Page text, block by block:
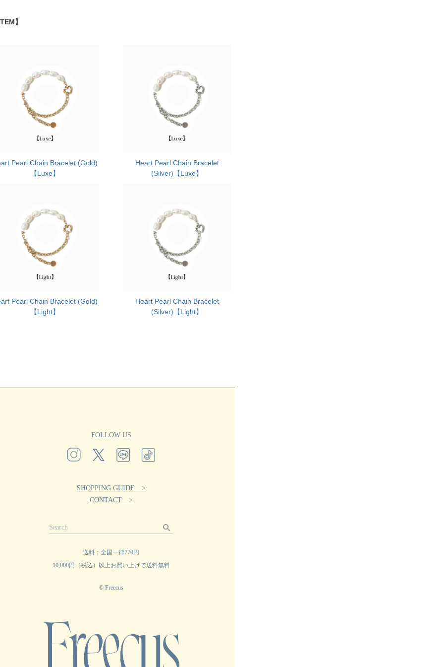
】
Pearl Chain Bracelet (Gold)
【Luxe】
Heart Pearl Chain Bracelet
(Silver)【Luxe】
Pearl Chain Bracelet (Gold)
【Light】
Heart Pearl Chain Bracelet
(Silver)【Light】
FOLLOW US
SHOPPING GUIDE >
CONTACT >
送料：全国一律770円
10,000円（税込）以上お買い上げで送料無料
© Freecus